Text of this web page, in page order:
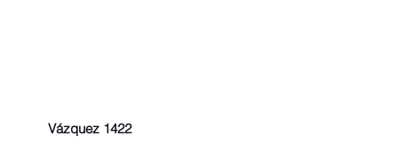
Vázquez 1422